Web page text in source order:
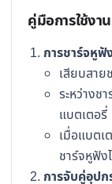
คู่มือการใช้งา
การชาร์จหูฟั
เสียบสาย
ระหว่างช
แบตเตอรี่
เมื่อแบตเ
ชาร์จหูฟั
การจับคู่อุป